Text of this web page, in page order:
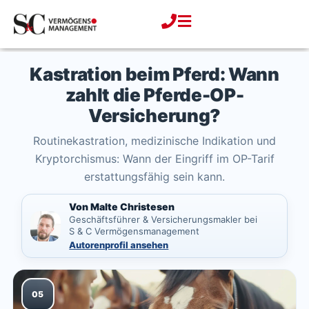
Inhalt
Kastration beim Pferd: Wann
zahlt die Pferde-OP-
Versicherung?
Routinekastration, medizinische Indikation und
Kryptorchismus: Wann der Eingriff im OP-Tarif
erstattungsfähig sein kann.
Von Malte Christesen
Geschäftsführer & Versicherungsmakler bei
S & C Vermögensmanagement
Autorenprofil ansehen
05